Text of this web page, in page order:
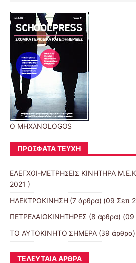
O MHXANOLOGOS
ΠΡΌΣΦΑΤΑ ΤΕΎΧΗ
ΕΛΕΓΧΟΙ-ΜΕΤΡΗΣΕΙΣ ΚΙΝΗΤΗΡΑ Μ.Ε.Κ
2021 )
ΗΛΕΚΤΡΟΚΙΝΗΣΗ (7 άρθρα) (09 Σεπ
ΠΕΤΡΕΛΑΙΟΚΙΝΗΤΗΡΕΣ (8 άρθρα) (09
ΤΟ ΑΥΤΟΚΙΝΗΤΟ ΣΗΜΕΡΑ (39
ΤΕΛΕΥΤΑΊΑ ΆΡΘΡΑ